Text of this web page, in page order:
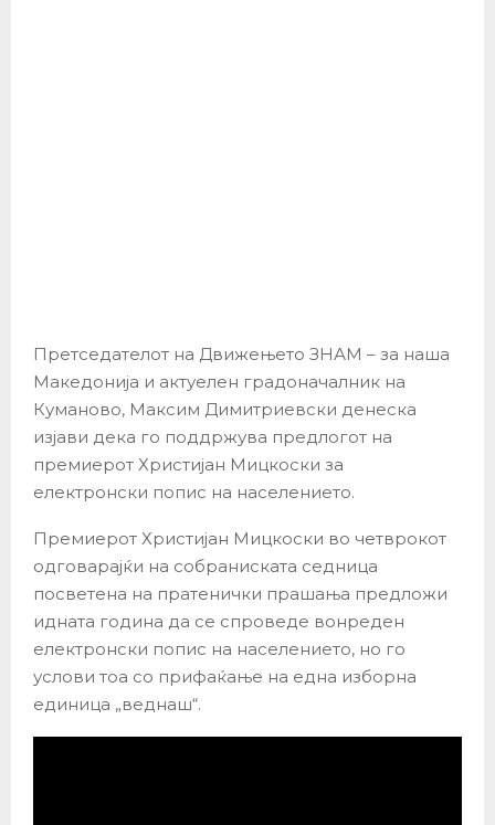
Претседателот на Движењето ЗНАМ – за наша
Македонија и актуелен градоначалник на
Куманово, Максим Димитриевски денеска
изјави дека го поддржува предлогот на
премиерот Христијан Мицкоски за
електронски попис на населението.
Премиерот Христијан Мицкоски во четврокот
одговарајќи на собраниската седница
посветена на пратенички прашања предложи
идната година да се спроведе вонреден
електронски попис на населението, но го
услови тоа со прифаќање на една изборна
единица „веднаш“.